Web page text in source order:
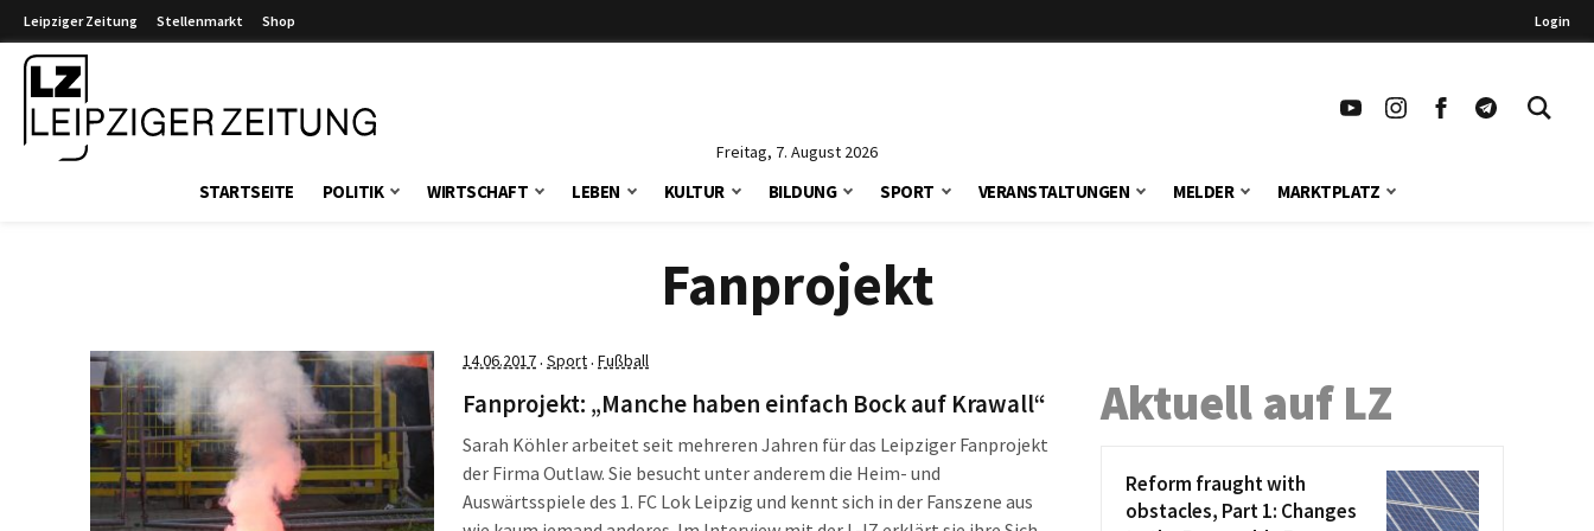
Leipziger Zeitung Stellenmarkt Shop Login
Freitag, 7. August 2026
STARTSEITE POLITIK WIRTSCHAFT LEBEN KULTUR BILDUNG SPORT VERANSTALTUNGEN MELDER MARKTPLATZ
Fanprojekt
14.06.2017· Sport· Fußball
Fanprojekt: „Manche haben einfach Bock auf Krawall“
Sarah Köhler arbeitet seit mehreren Jahren für das Leipziger Fanprojekt
der Firma Outlaw. Sie besucht unter anderem die Heim- und
Auswärtsspiele des 1. FC Lok Leipzig und kennt sich in der Fanszene aus
Aktuell auf LZ
Reform fraught with
obstacles, Part 1: Changes